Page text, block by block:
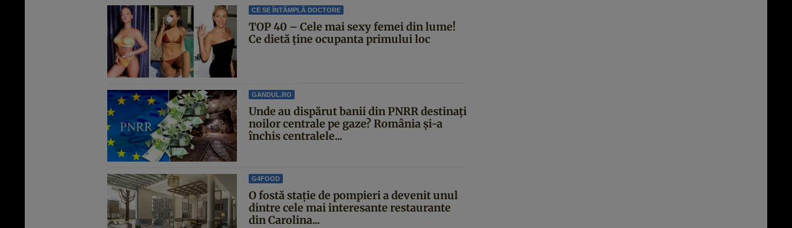
CE SE ÎNTÂMPLĂ DOCTORE
TOP 40 – Cele mai sexy femei din lume!
Ce dietă ține ocupanta primului loc
GANDUL.RO
Unde au dispărut banii din PNRR destinați
noilor centrale pe gaze? România și-a
închis centralele...
G4FOOD
O fostă stație de pompieri a devenit unul
dintre cele mai interesante restaurante
din Carolina...